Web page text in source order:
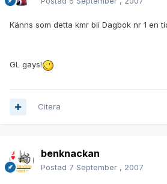
Känns som detta kmr bli Dagbok nr 1 en
GL gays!
Citera
benknackan
Postad 7 September , 2007